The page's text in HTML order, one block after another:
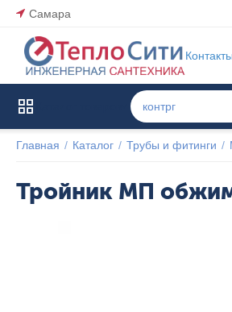
Самара
Контакты
Главная / Каталог / Трубы и фитинги /
Тройник МП